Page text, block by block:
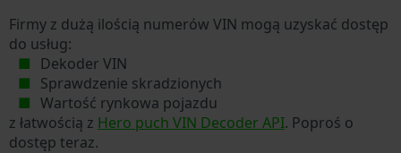
Firmy z dużą ilością numerów VIN mogą uzyskać dostęp
do usług:
Dekoder VIN
Sprawdzenie skradzionych
Wartość rynkowa pojazdu
z łatwością z Hero puch VIN Decoder API. Poproś o
dostęp teraz.